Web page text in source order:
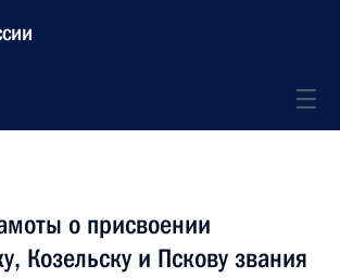
о присвоении
Козельску и Пскову звания